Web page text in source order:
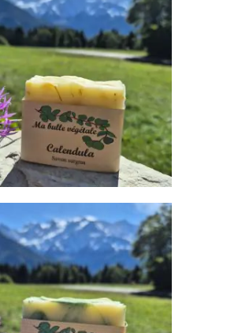
CALENDULA
Savon
00 €
AJOUTER AU PANIER
MENTHE-ROMARIN
Savon
7,00 €